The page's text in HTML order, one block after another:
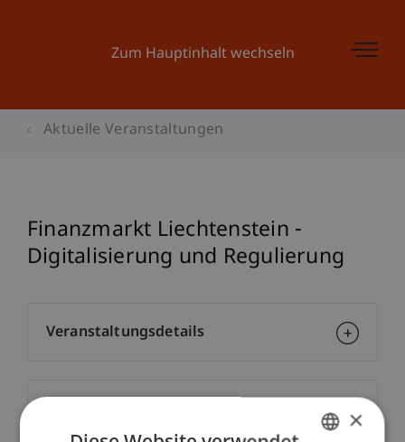
Zum Hauptinhalt wechseln
Aktuelle Veranstaltungen
Finanzmarkt Liechtenstein -
Digitalisierung und Regulierung
Veranstaltungsdetails
×